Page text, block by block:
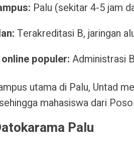
Palu (sekitar 4-5 jam
Terakreditasi B, jaringan
populer: Administrasi
utama di Palu, Untad
mahasiswa dari
Palu